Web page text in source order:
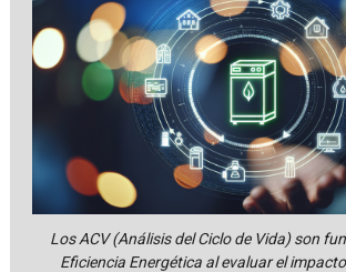
Los ACV (Análisis del Ciclo de Vida) son
Eficiencia Energética al evaluar el